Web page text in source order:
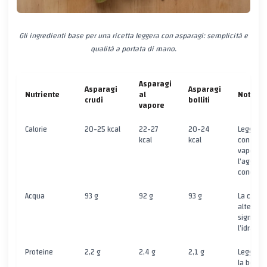
Gli ingredienti base per una ricetta leggera con asparagi: semplicità e
qualità a portata di mano.
Nutriente Asparagi
crudi
Asparagi
al
vapore
Asparagi
bolliti Note
Calorie 20-25 kcal 22-27
kcal
20-24
kcal con la
vapore
Acqua
93 g 92 g 93 g La
altera
Proteine
2,2 g 2,4 g 2,1 g
la